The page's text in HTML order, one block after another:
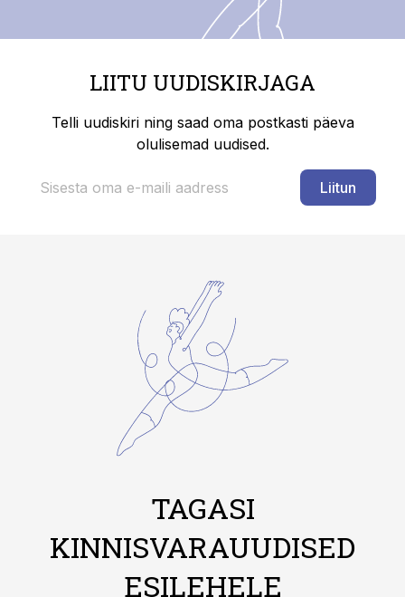
LIITU UUDISKIRJAGA
Telli uudiskiri ning saad oma postkasti päeva
olulisemad uudised.
Liitun
TAGASI
KINNISVARAUUDISED
ESILEHELE